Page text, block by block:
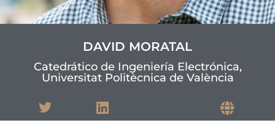
DAVID MORATAL
Catedrático de Ingeniería Electrónica,
Universitat Politècnica de València